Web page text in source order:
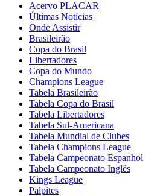
Acervo PLACAR
Últimas Notícias
Onde Assistir
Brasileirão
Copa do Brasil
Libertadores
Copa do Mundo
Champions League
Tabela Brasileirão
Tabela Copa do Brasil
Tabela Libertadores
Tabela Sul-Americana
Tabela Mundial de Clubes
Tabela Champions League
Tabela Campeonato Espanhol
Tabela Campeonato Inglês
Kings League
Palpites